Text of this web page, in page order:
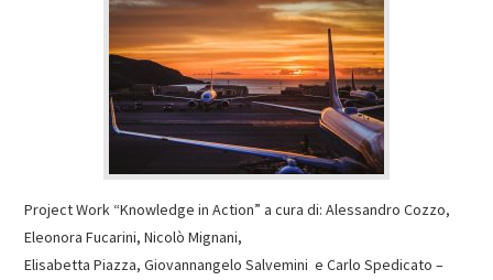
Project Work “Knowledge in Action” a cura di: Alessandro Cozzo,
Eleonora Fucarini, Nicolò Mignani,
Elisabetta Piazza, Giovannangelo Salvemini e Carlo Spedicato –